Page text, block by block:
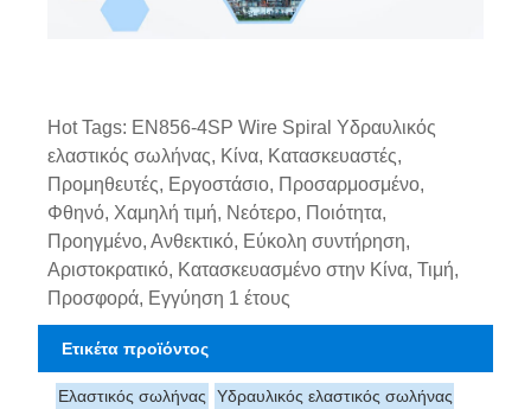
Hot Tags: EN856-4SP Wire Spiral Υδραυλικός
ελαστικός σωλήνας, Κίνα, Κατασκευαστές,
Προμηθευτές, Εργοστάσιο, Προσαρμοσμένο,
Φθηνό, Χαμηλή τιμή, Νεότερο, Ποιότητα,
Προηγμένο, Ανθεκτικό, Εύκολη συντήρηση,
Αριστοκρατικό, Κατασκευασμένο στην Κίνα, Τιμή,
Προσφορά, Εγγύηση 1 έτους
Ετικέτα προϊόντος
Ελαστικός σωλήνας Υδραυλικός ελαστικός σωλήνας